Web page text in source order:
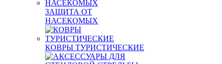
ЗАЩИТА ОТ
НАСЕКОМЫХ
КОВРЫ ТУРИСТИЧЕСКИЕ